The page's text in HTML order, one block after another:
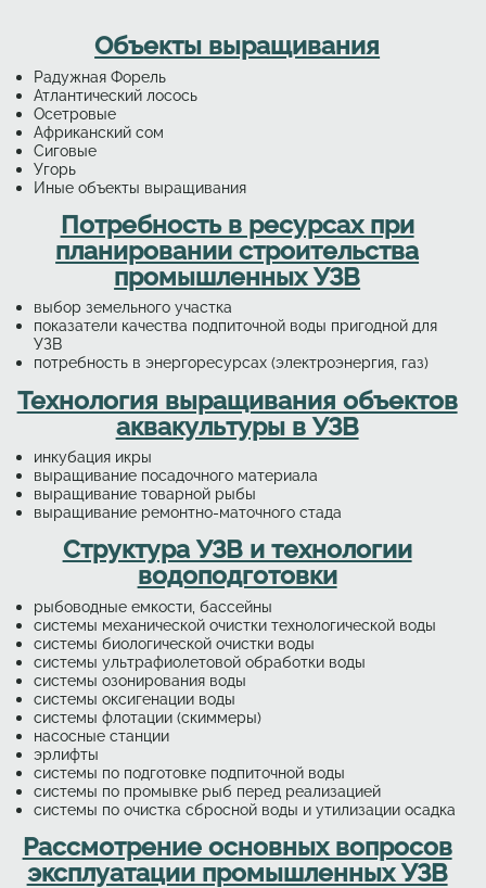
Объекты выращивания
Радужная Форель
Атлантический лосось
Осетровые
Африканский сом
Сиговые
Угорь
Иные объекты выращивания
Потребность в ресурсах при
планировании строительства
промышленных УЗВ
выбор земельного участка
показатели качества подпиточной воды пригодной для
УЗВ
потребность в энергоресурсах (электроэнергия, газ)
Технология выращивания объектов
аквакультуры в УЗВ
инкубация икры
выращивание посадочного материала
выращивание товарной рыбы
выращивание ремонтно-маточного стада
Структура УЗВ и технологии
водоподготовки
рыбоводные емкости, бассейны
системы механической очистки технологической воды
системы биологической очистки воды
системы ультрафиолетовой обработки воды
системы озонирования воды
системы оксигенации воды
системы флотации (скиммеры)
насосные станции
эрлифты
системы по подготовке подпиточной воды
системы по промывке рыб перед реализацией
системы по очистка сбросной воды и утилизации осадка
Рассмотрение основных вопросов
эксплуатации промышленных УЗВ